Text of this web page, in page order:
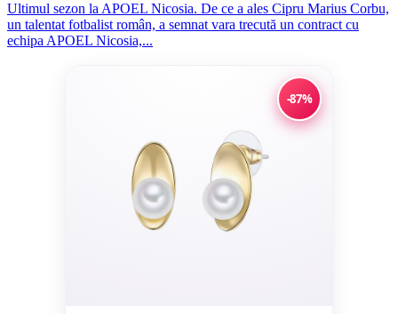
Ultimul sezon la APOEL Nicosia. De ce a ales Cipru Marius Corbu,
un talentat fotbalist român, a semnat vara trecută un contract cu
echipa APOEL Nicosia,...
-87%